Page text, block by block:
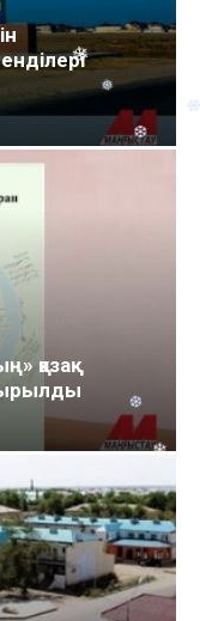
❆
❅
❆
қазақ